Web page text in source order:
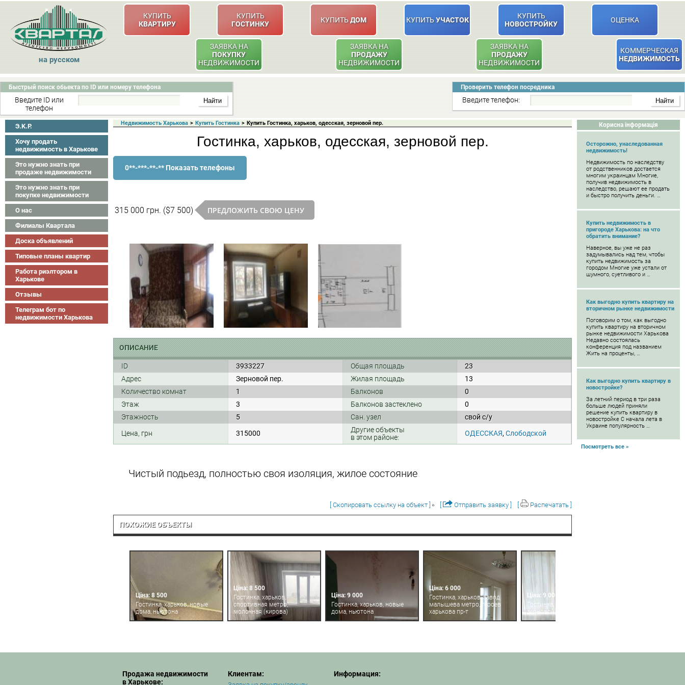
на русском
КУПИТЬ
КВАРТИРУ
КУПИТЬ
ГОСТИНКУ
КУПИТЬДОМ КУПИТЬУЧАСТОК
КУПИТЬ
НОВОСТРОЙКУ
ОЦЕНКА
ЗАЯВКА НА
ПОКУПКУ
НЕДВИЖИМОСТИ
ЗАЯВКА НА
ПРОДАЖУ
НЕДВИЖИМОСТИ
ЗАЯВКА НА
ПРОДАЖУ
НЕДВИЖИМОСТИ
КОММЕРЧЕСКАЯ
НЕДВИЖИМОСТЬ
Быстрый поиск обьекта по ID или номеру телефона
Введите ID или
телефон
Проверить телефон посредника
Введите телефон:
Э.K.P.
Хочу продать
недвижимость в Харькове
Это нужно знать при
продаже недвижимости
Это нужно знать при
покупке недвижимости
О нас
Филиалы Квартала
Доска объявлений
Типовые планы квартир
Работа риэлтором в
Харькове
Отзывы
Телеграм бот по
недвижимости Харькова
Корисна інформація
Осторожно, унаследованная
недвижимость!
Недвижимость по наследству
от родственников достается
многим украинцам Многие,
получив недвижимость в
наследство, решают ее продать
и быстро получить деньги. …
Купить недвижимость в
пригороде Харькова: на что
обратить внимание?
Наверное, вы уже не раз
задумывались над тем, чтобы
купить недвижимость за
городом Многие уже устали от
шумного, суетливого и …
Как выгодно купить квартиру на
вторичном рынке недвижимости
Поговорим о том, как выгодно
купить квартиру на вторичном
рынке недвижимости Харькова
Недавно состоялась
конференция под названием
Жить на проценты, …
Как выгодно купить квартиру в
новостройке?
За летний период в три раза
больше людей приняли
решение купить квартиру в
новостройке С начала лета в
Украине популярность …
Посмотреть все »
Недвижимость Харькова > Купить Гостинка > Купить Гостинка, харьков, одесская, зерновой пер.
Гостинка, харьков, одесская, зерновой пер.
0**-***-**-** Показать телефоны
315 000 грн. ($7 500) ПРЕДЛОЖИТЬ СВОЮ ЦЕНУ
ОПИСАНИЕ
ID 3933227 Общая площадь
23
Адрес
Зерновой пер. Жилая площадь
13
Количество комнат
1 Балконов
0
Этаж
3 Балконов застеклено
0
Этажность
5 Сан. узел
свой с/у
Цена, грн
315000
Другие объекты
в этом районе:
ОДЕССКАЯ, Слободской
Чистый подьезд, полностью своя изоляция, жилое состояние
[ Скопировать ссылку на объект ] Отправить заявку ] Распечатать ]
ПОХОЖИЕ ОБЪЕКТЫ
Ціна: 8 500
Гостинка, харьков, новые
дома, ньютона
Ціна: 8 500
Гостинка, харьков,
спортивная метро,
молочная (кирова)
Ціна: 9 000
Гостинка, харьков, новые
дома, ньютона
Ціна: 6 000
Гостинка, харьков, завод
малышева метро, героев
харькова пр-т
Ціна: 9 000
Гостинка, харьков, одесская,
зерновой пер.
Продажа недвижимости
в Харькове:
Клиентам: Информация: